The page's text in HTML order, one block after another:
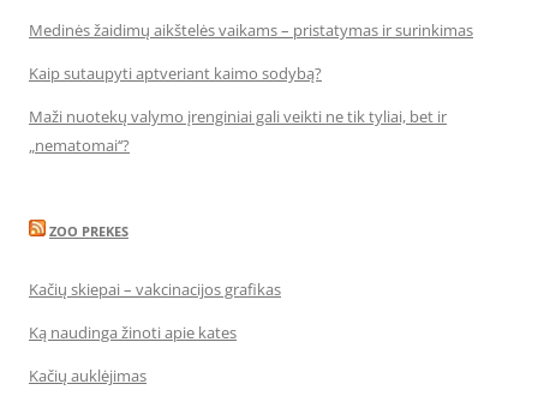
Medinės žaidimų aikštelės vaikams – pristatymas ir surinkimas
Kaip sutaupyti aptveriant kaimo sodybą?
Maži nuotekų valymo įrenginiai gali veikti ne tik tyliai, bet ir
„nematomai‘‘?
ZOO PREKES
Kačių skiepai – vakcinacijos grafikas
Ką naudinga žinoti apie kates
Kačių auklėjimas